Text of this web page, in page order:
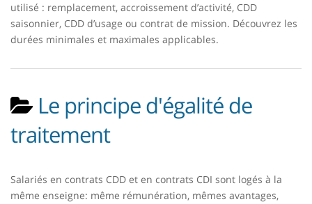
utilisé : remplacement, accroissement d’activité, CDD
saisonnier, CDD d’usage ou contrat de mission. Découvrez les
durées minimales et maximales applicables.
Le principe d'égalité de
traitement
Salariés en contrats CDD et en contrats CDI sont logés à la
même enseigne: même rémunération, mêmes avantages,